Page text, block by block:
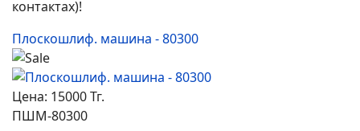
контактах)!
Плоскошлиф. машина - 80300
Цена: 15000 Тг.
ПШМ-80300